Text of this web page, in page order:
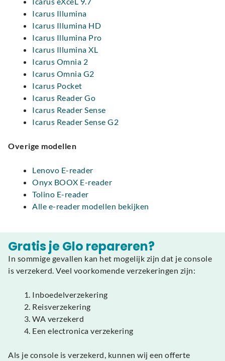
Icarus Illumina
Icarus Illumina HD
Icarus Illumina Pro
Icarus Illumina XL
Icarus Omnia 2
Icarus Omnia G2
Icarus Pocket
Icarus Reader Go
Icarus Reader Sense
Icarus Reader Sense G2
Overige modellen
Lenovo E-reader
Onyx BOOX E-reader
Tolino E-reader
Alle e-reader modellen bekijken
Gratis je Glo repareren?
In sommige gevallen kan het mogelijk zijn dat je console
is verzekerd. Veel voorkomende verzekeringen zijn:
Inboedelverzekering
Reisverzekering
WA verzekerd
Een electronica verzekering
Als je console is verzekerd, kunnen wij een offerte